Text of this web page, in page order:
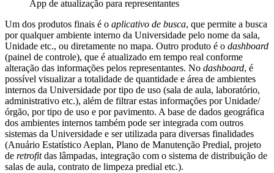
App de atualização para representantes
Um dos produtos finais é o aplicativo de busca, que permite a busca
por qualquer ambiente interno da Universidade pelo nome da sala,
Unidade etc., ou diretamente no mapa. Outro produto é o dashboard
(painel de controle), que é atualizado em tempo real conforme
alteração das informações pelos representantes. No dashboard, é
possível visualizar a totalidade de quantidade e área de ambientes
internos da Universidade por tipo de uso (sala de aula, laboratório,
administrativo etc.), além de filtrar estas informações por Unidade/
órgão, por tipo de uso e por pavimento. A base de dados geográfica
dos ambientes internos também pode ser integrada com outros
sistemas da Universidade e ser utilizada para diversas finalidades
(Anuário Estatístico Aeplan, Plano de Manutenção Predial, projeto
de retrofitdas lâmpadas, integração com o sistema de distribuição de
salas de aula, contrato de limpeza predial etc.).